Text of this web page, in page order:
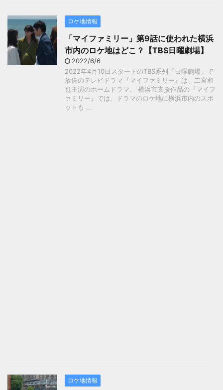
ロケ地情報
「マイファミリー」第9話に使われた横浜
市内のロケ地はどこ？【TBS日曜劇場】
2022/6/6
2022年4月10日スタートのTBS系列「日曜劇場」で
放送のテレビドラマ『マイファミリー』は、二宮和
也主演のホームドラマ。 横浜市支援作品の『マイフ
ァミリー』では、ドラマのロケ地に横浜市内のスポ
ットも ...
ロケ地情報